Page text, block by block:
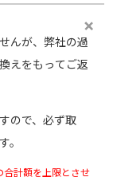
んが、弊社の過
えをもってご返
ので、必ず取
。
計額を上限とさせ